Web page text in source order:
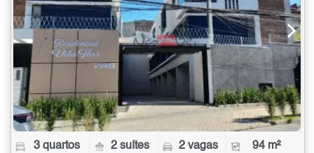
3 quartos 2 suítes 2 vagas 94 m²